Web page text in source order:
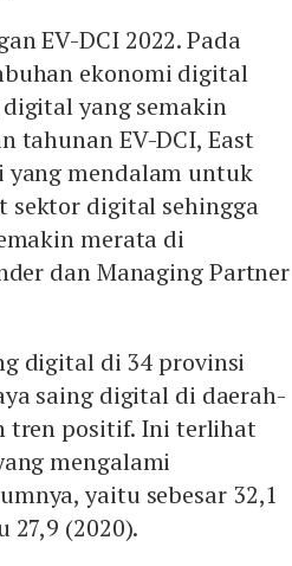
EV-DCI 2022. Pada
ekonomi digital
yang semakin
tahunan EV-DCI, East
yang mendalam untuk
sektor digital sehingga
merata di
dan Managing Partner
digital di 34 provinsi
saing digital di daerah-
tren positif. Ini terlihat
mengalami
yaitu sebesar 32,1
27,9 (2020).